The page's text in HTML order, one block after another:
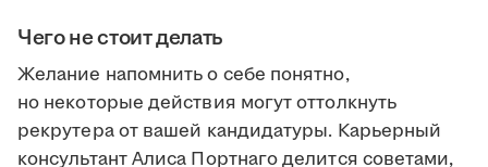
Чего не стоит делать
Желание напомнить о себе понятно,
но некоторые действия могут оттолкнуть
рекрутера от вашей кандидатуры. Карьерный
консультант Алиса Портнаго делится советами,